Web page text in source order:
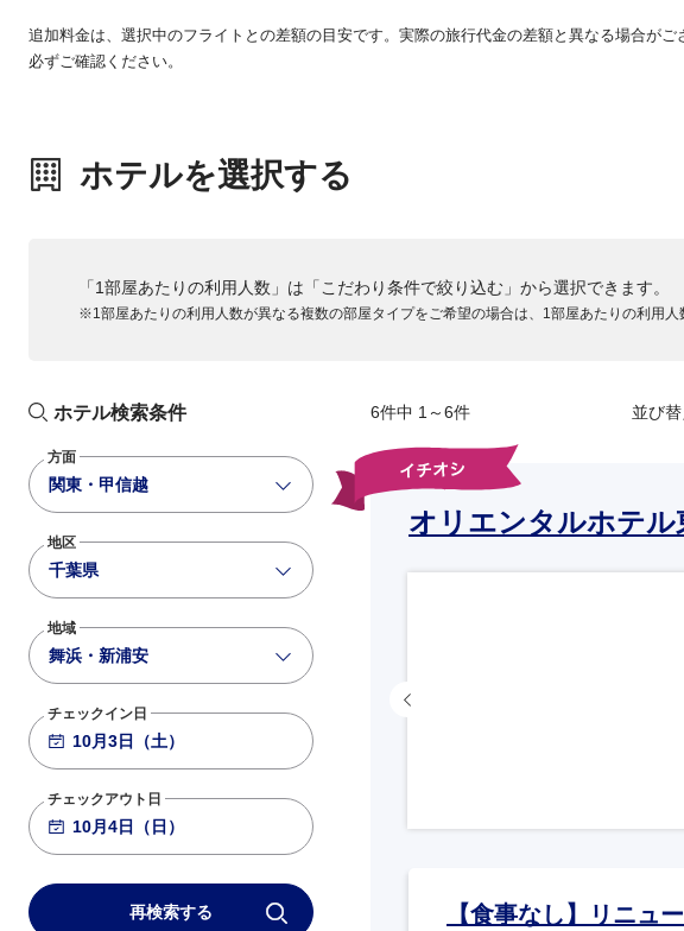
追加料金は、選択中のフライトとの差額の目安です。実際の旅行代金の差額と異なる場合が
必ずご確認ください。
ホテルを選択する
「1部屋あたりの利用人数」は「こだわり条件で絞り込む」から選択できます。
※1部屋あたりの利用人数が異なる複数の部屋タイプをご希望の場合は、1部屋あたりの利用人
ホテル検索条件
方面
関東・甲信越
地区
千葉県
地域
舞浜・新浦安
チェックイン日
チェックアウト日
再検索する
6件中 1～6件 並び替
オリエンタルホテル
【食事なし】リニュ